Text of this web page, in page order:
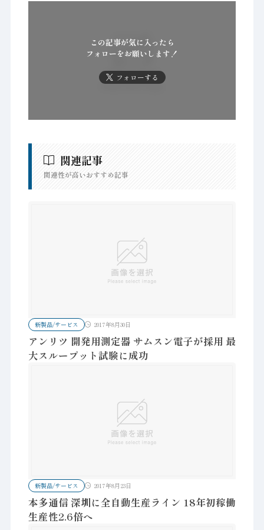
この記事が気に入ったら
フォローをお願いします！
フォローする
関連記事
関連性が高いおすすめ記事
新製品/サービス 2017年8月30日
アンリツ 開発用測定器 サムスン電子が採用 最
大スループット試験に成功
新製品/サービス 2017年8月23日
本多通信 深圳に全自動生産ライン 18年初稼働
生産性2.6倍へ